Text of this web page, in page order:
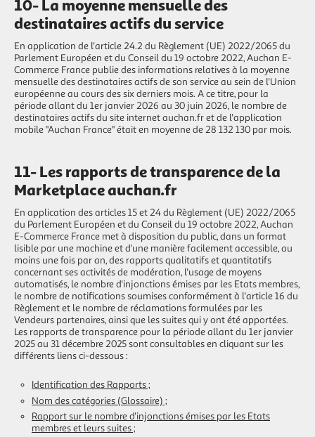
10- La moyenne mensuelle des
destinataires actifs du service
En application de l'article 24.2 du Règlement (UE) 2022/2065 du
Parlement Européen et du Conseil du 19 octobre 2022, Auchan E-
Commerce France publie des informations relatives à la moyenne
mensuelle des destinataires actifs de son service au sein de l'Union
européenne au cours des six derniers mois. A ce titre, pour la
période allant du 1er janvier 2026 au 30 juin 2026, le nombre de
destinataires actifs du site internet auchan.fr et de l'application
mobile "Auchan France" était en moyenne de 28 132 130 par mois.
11- Les rapports de transparence de la
Marketplace auchan.fr
En application des articles 15 et 24 du Règlement (UE) 2022/2065
du Parlement Européen et du Conseil du 19 octobre 2022, Auchan
E-Commerce France met à disposition du public, dans un format
lisible par une machine et d'une manière facilement accessible, au
moins une fois par an, des rapports qualitatifs et quantitatifs
concernant ses activités de modération, l'usage de moyens
automatisés, le nombre d'injonctions émises par les Etats membres,
le nombre de notifications soumises conformément à l'article 16 du
Règlement et le nombre de réclamations formulées par les
Vendeurs partenaires, ainsi que les suites qui y ont été apportées.
Les rapports de transparence pour la période allant du 1er janvier
2025 au 31 décembre 2025 sont consultables en cliquant sur les
différents liens ci-dessous :
Identification des Rapports ;
Nom des catégories (Glossaire) ;
Rapport sur le nombre d'injonctions émises par les Etats
membres et leurs suites ;